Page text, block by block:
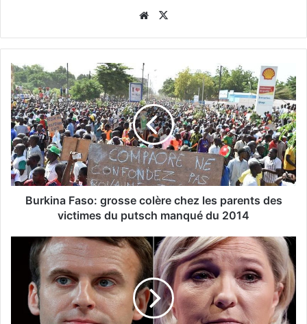
Website
Burkina Faso: grosse colère chez les parents des
victimes du putsch manqué du 2014